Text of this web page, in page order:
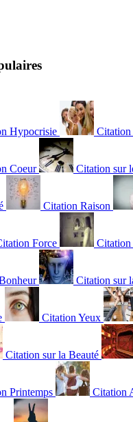
Hypocrisie Citation
Coeur Citation sur
Citation Raison
Force
Citation sur
Citation Yeux
Citation sur la Beauté
Printemps Citation